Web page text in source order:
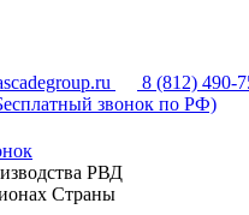
8 (812) 490-
звонок по РФ)
РВД
Страны